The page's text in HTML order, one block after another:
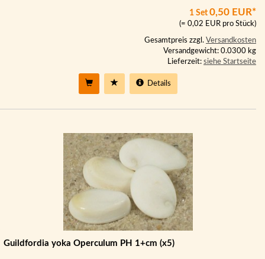
1 Set 0,50 EUR*
(= 0,02 EUR pro Stück)
Gesamtpreis zzgl. Versandkosten
Versandgewicht: 0.0300 kg
Lieferzeit: siehe Startseite
Details
Guildfordia yoka Operculum PH 1+cm (x5)